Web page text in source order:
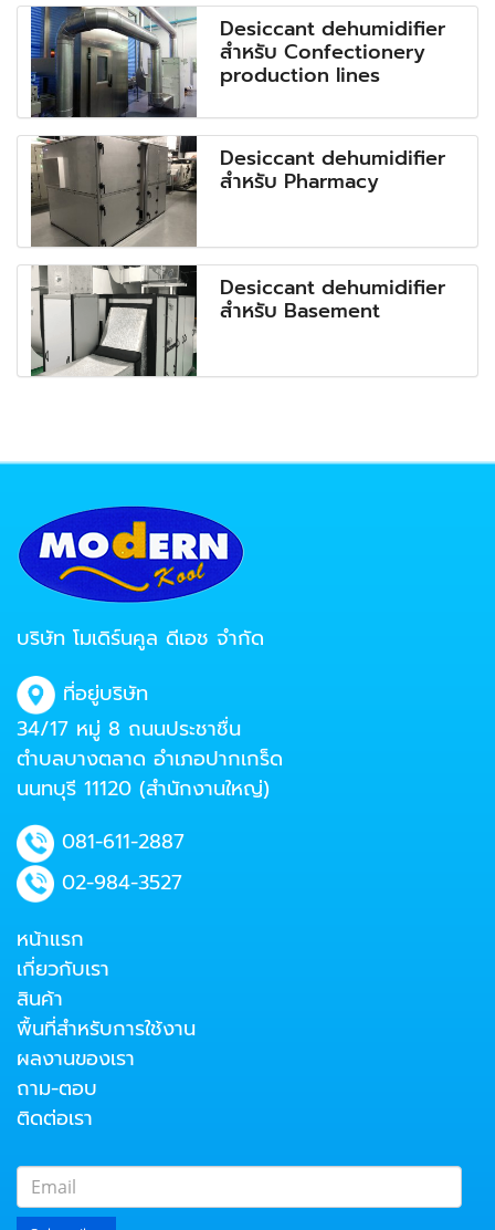
Desiccant dehumidifier
สำหรับ Confectionery
production lines
Desiccant dehumidifier
สำหรับ Pharmacy
Desiccant dehumidifier
สำหรับ Basement
บริษัท โมเดิร์นคูล ดีเอช จำกัด
ที่อยู่บริษัท
34/17 หมู่ 8 ถนนประชาชื่น
ตำบลบางตลาด อำเภอปากเกร็ด
นนทบุรี 11120 (สำนักงานใหญ่)
081-611-2887
02-984-3527
หน้าแรก
เกี่ยวกับเรา
สินค้า
พื้นที่สำหรับการใช้งาน
ผลงานของเรา
ถาม-ตอบ
ติดต่อเรา